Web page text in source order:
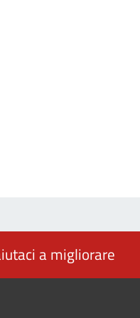
a migliorare